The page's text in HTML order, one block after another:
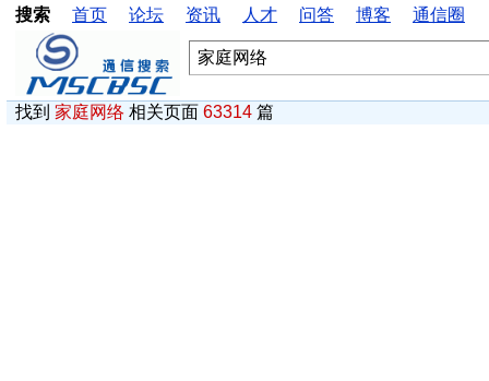
搜索 首页 论坛 资讯 人才 问答 博客 通信圈
找到 家庭网络 相关页面 63314 篇